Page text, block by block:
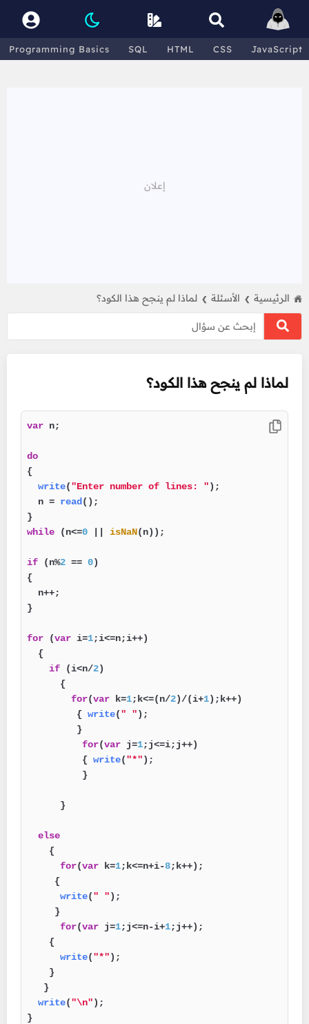
Programming Basics SQL HTML CSS JavaScript
الرئيسية ❯ الأسئلة ❯ لماذا لم ينجح هذا الكود؟
لماذا لم ينجح هذا الكود؟
var n;
do
{
write("Enter number of lines: ");
n = read ();
while (n<=0 isNaN(n));
if (n%2 == 0)
{
n++;
}
for (var i=1;i<=n;i++)
{
if (i<n/2)
{
for(var k=1;k<=(n/2)/(i+1);k++)
{ write(" ");
}
for(var j=1;j<=i;j++)
{ write("*");
}
}
else
{
for(var k=1;k<=n+i-8;k++);
{
write(" ");
}
for(var j=1;j<=n-i+1;j++);
{
write("*");
}
}
write("\n");
}